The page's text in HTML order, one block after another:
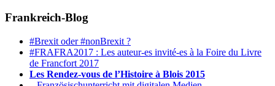
Frankreich-Blog
#Brexit oder #nonBrexit ?
#FRAFRA2017 : Les auteur-es invité-es à la Foire du Livre
de Francfort 2017
Les Rendez-vous de l’Histoire à Blois 2015